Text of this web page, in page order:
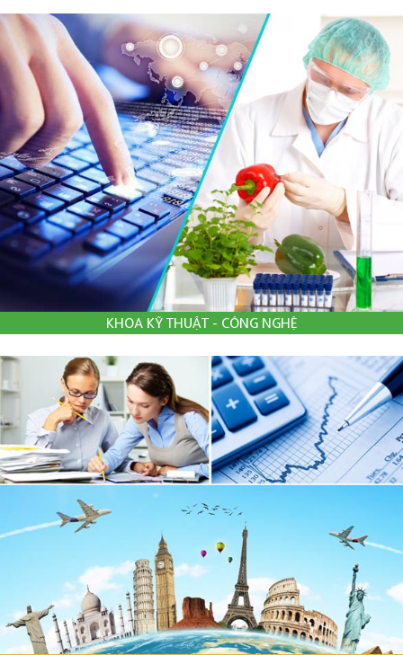
KHOA KỸ THUẬT - CÔNG NGHỆ